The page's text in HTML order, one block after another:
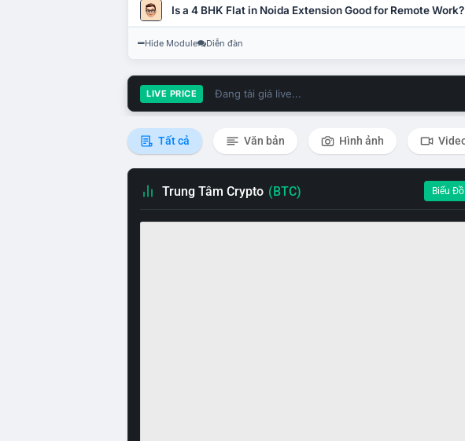
Is a 4 BHK Flat in Noida Extension Good for Remote Work?
Hide Module Diễn đàn
LIVE PRICE Đang tải giá live...
Tất cả Văn bản Hình ảnh
Trung Tâm Crypto (BTC) Biểu